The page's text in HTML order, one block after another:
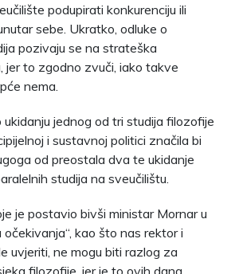
podupirati konkurenciju ili
sebe. Ukratko, odluke o
pozivaju se na strateška
jer to zgodno zvuči, iako takve
nema.
ukidanju jednog od tri studija filozofije
i sustavnoj politici značila bi
od preostala dva te ukidanje
studija na sveučilištu.
je postavio bivši ministar Mornar u
očekivanja“, kao što nas rektor i
uvjeriti, ne mogu biti razlog za
filozofije, jer je to ovih dana